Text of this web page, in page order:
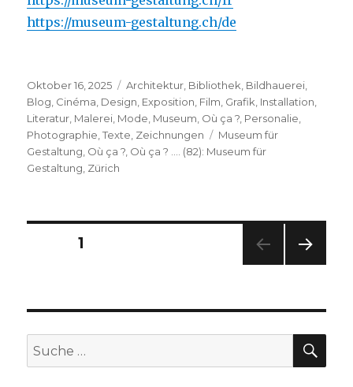
https://museum-gestaltung.ch/de
Veröffentlicht
am
Oktober 16, 2025 Kategorien
Architektur Bibliothek Bildhauerei
Blog Cinéma Design Exposition Film Grafik Installation
Literatur Malerei Mode Museum Où ça ? Personalie
Photographie ,Texte Zeichnungen Schlagwörter
Museum für
Gestaltung Où ça ? Où ça ? .... (82): Museum für
Gestaltung Zürich
Seitennummerierung
Beiträge
SEITE1
E
Suche
nach: